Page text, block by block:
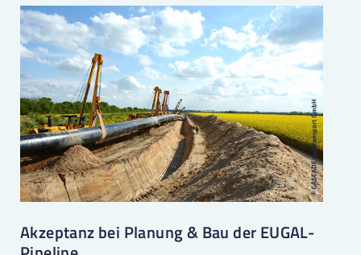
Akzeptanz bei Planung & Bau der EUGAL-